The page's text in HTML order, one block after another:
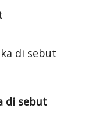
di sebut